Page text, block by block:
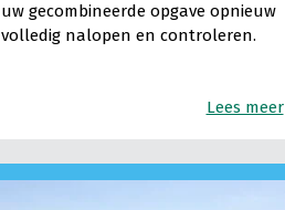
uw gecombineerde opgave opnieuw
volledig nalopen en controleren.
Lees meer